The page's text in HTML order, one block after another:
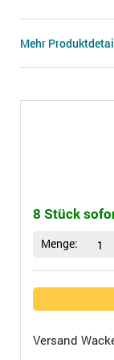
Mehr
8 Stück
Menge: 1
Versand